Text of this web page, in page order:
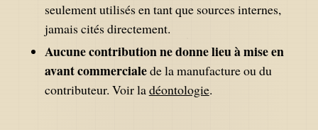
seulement utilisés en tant que sources internes,
jamais cités directement.
Aucune contribution ne donne lieu à mise en
avant commercialede la manufacture ou du
contributeur. Voir ladéontologie.